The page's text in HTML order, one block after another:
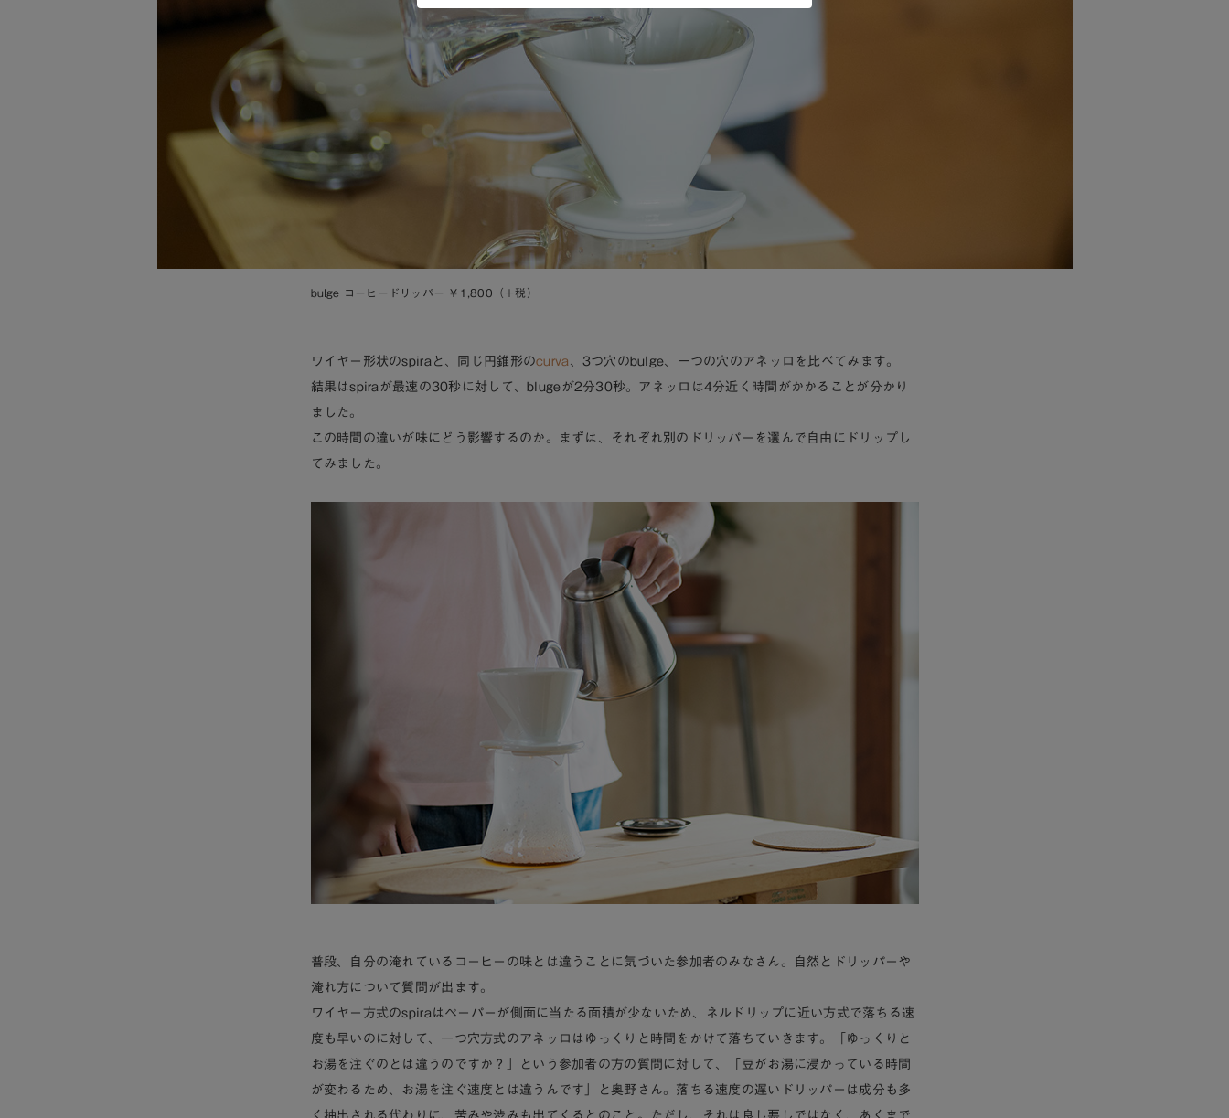
bulge コーヒードリッパー ￥1,800（＋税）
ワイヤー形状のspira と、同じ円錐形のcurva 、3つ穴のbulge、一つの穴のアネッロ を比べてみます。
結果はspiraが最速の30秒に対して、blugeが2分30秒。アネッロは4分近く時間がかかることが分かり
ました。
この時間の違いが味にどう影響するのか。まずは、それぞれ別のドリッパーを選んで自由にドリップし
てみました。
普段、自分の淹れているコーヒーの味とは違うことに気づいた参加者のみなさん。自然とドリッパーや
淹れ方について質問が出ます。
ワイヤー方式のspira はペーパーが側面に当たる面積が少ないため、ネルドリップに近い方式で落ちる速
度も早いのに対して、一つ穴方式のアネッロ はゆっくりと時間をかけて落ちていきます。「ゆっくりと
お湯を注ぐのとは違うのですか？」という参加者の方の質問に対して、「豆がお湯に浸かっている時間
が変わるため、お湯を注ぐ速度とは違うんです」と奥野さん。落ちる速度の遅いドリッパーは成分も多
く抽出される代わりに、苦みや渋みも出てくるとのこと。ただし、それは良し悪しではなく、あくまで